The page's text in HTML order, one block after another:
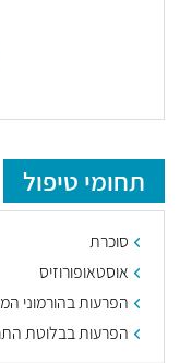
תחומי טיפול
סוכרת
אוסטאופורוזיס
הפרעות בהורמוני
הפרעות בבלוטת